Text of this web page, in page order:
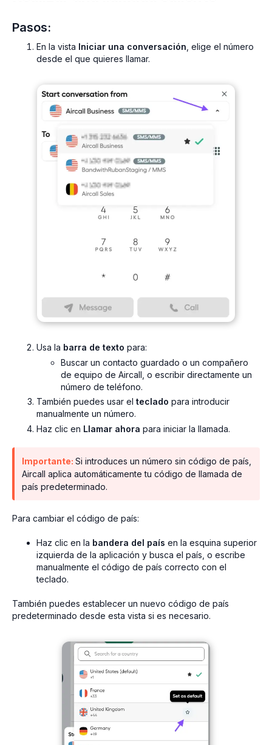
Pasos:
En la vista Iniciar una conversación , elige el número
desde el que quieres llamar.
Usa la barra de texto para:
Buscar un contacto guardado o un compañero
de equipo de Aircall, o escribir directamente un
número de teléfono.
También puedes usar el teclado para introducir
manualmente un número.
Haz clic en Llamar ahora para iniciar la llamada.
Importante: Si introduces un número sin código de país,
Aircall aplica automáticamente tu código de llamada de
país predeterminado.
Para cambiar el código de país:
Haz clic en la bandera del país en la esquina superior
izquierda de la aplicación y busca el país, o escribe
manualmente el código de país correcto con el
teclado.
También puedes establecer un nuevo código de país
predeterminado desde esta vista si es necesario.